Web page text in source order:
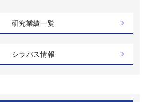
研究業績一覧
シラバス情報